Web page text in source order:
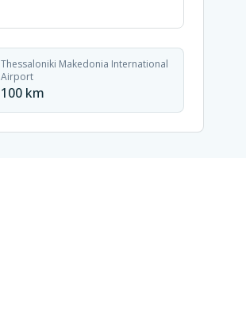
Thessaloniki Makedonia International
Airport
100 km